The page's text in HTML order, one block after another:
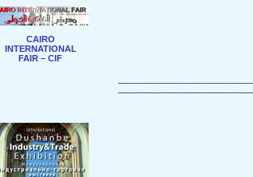
CAIRO
INTERNATIONAL
FAIR – CIF